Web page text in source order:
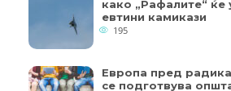
како „Рафалите“ ќе
евтини камикази
195
Европа пред
се подготвува